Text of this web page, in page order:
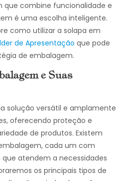
combine funcionalidade e
é uma escolha inteligente.
como utilizar a solapa em
de Apresentação que pode
de embalagem.
e Suas
solução versátil e amplamente
oferecendo proteção e
de produtos. Existem
cada um com
atendem a necessidades
os principais tipos de